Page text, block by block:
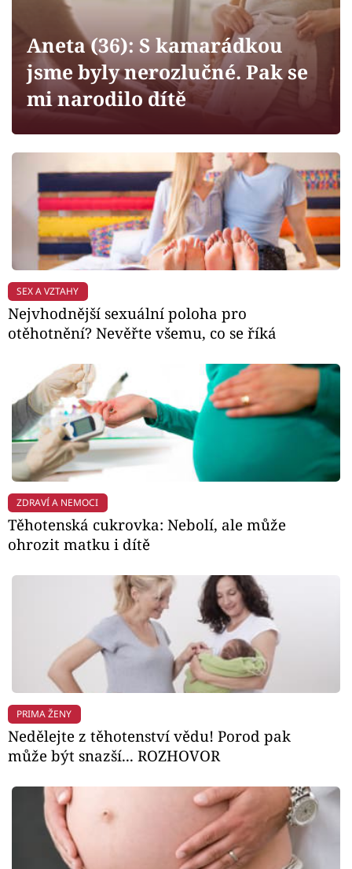
Sledujte prima+
Filmový festival Karlovy Vary
Mámy sobě
Přihlášení
Sledujte nás
Aneta (36): S kamarádkou
jsme byly nerozlučné. Pak se
mi narodilo dítě
SEX A VZTAHY
Nejvhodnější sexuální poloha pro
otěhotnění? Nevěřte všemu, co se říká
ZDRAVÍ A NEMOCI
Těhotenská cukrovka: Nebolí, ale může
ohrozit matku i dítě
PRIMA ŽENY
Nedělejte z těhotenství vědu! Porod pak
může být snazší... ROZHOVOR